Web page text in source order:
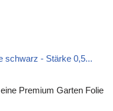
schwarz - Stärke 0,5...
Premium Garten Folie